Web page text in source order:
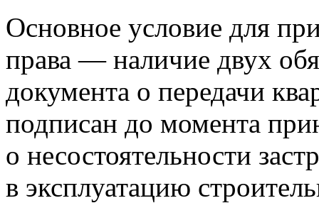
Основное условие для
права — наличие двух
документа о передачи
подписан до момента
о несостоятельности
в эксплуатацию